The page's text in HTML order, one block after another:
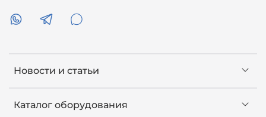
Новости и статьи
Каталог оборудования